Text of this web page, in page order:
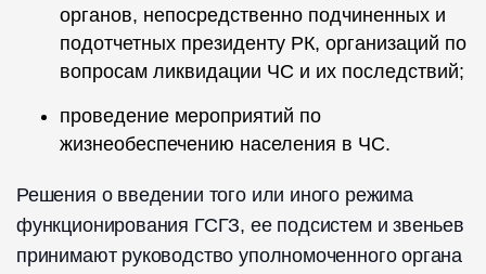
органов, непосредственно подчиненных и
подотчетных президенту РК, организаций по
вопросам ликвидации ЧС и их последствий;
проведение мероприятий по
жизнеобеспечению населения в ЧС.
Решения о введении того или иного режима
функционирования ГСГЗ, ее подсистем и звеньев
принимают руководство уполномоченного органа